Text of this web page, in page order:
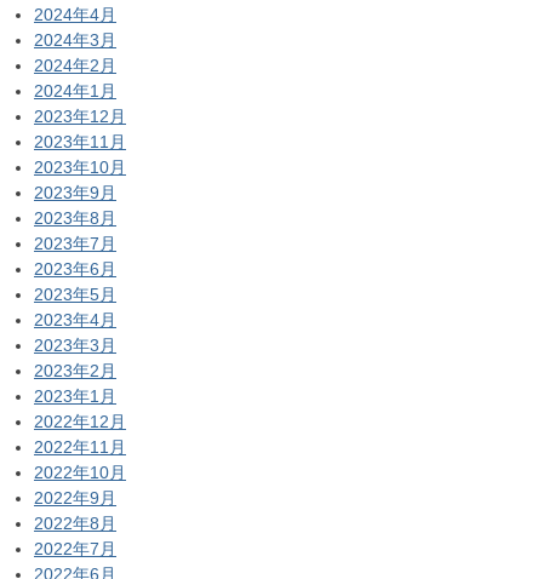
2024年4月
2024年3月
2024年2月
2024年1月
2023年12月
2023年11月
2023年10月
2023年9月
2023年8月
2023年7月
2023年6月
2023年5月
2023年4月
2023年3月
2023年2月
2023年1月
2022年12月
2022年11月
2022年10月
2022年9月
2022年8月
2022年7月
2022年6月